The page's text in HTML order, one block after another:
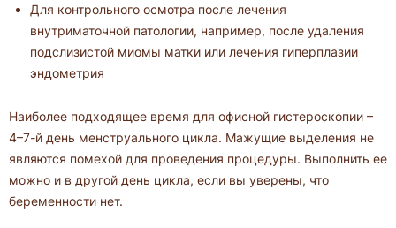
Для контрольного осмотра после лечения
внутриматочной патологии, например, после удаления
подслизистой миомы матки или лечения гиперплазии
эндометрия
Наиболее подходящее время для офисной гистероскопии –
4–7-й день менструального цикла. Мажущие выделения не
являются помехой для проведения процедуры. Выполнить ее
можно и в другой день цикла, если вы уверены, что
беременности нет.